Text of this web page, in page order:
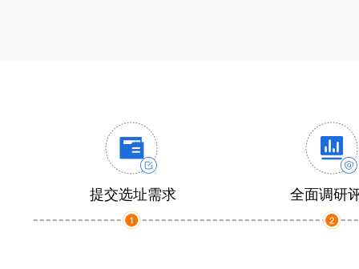
提交选址需求 全面调研